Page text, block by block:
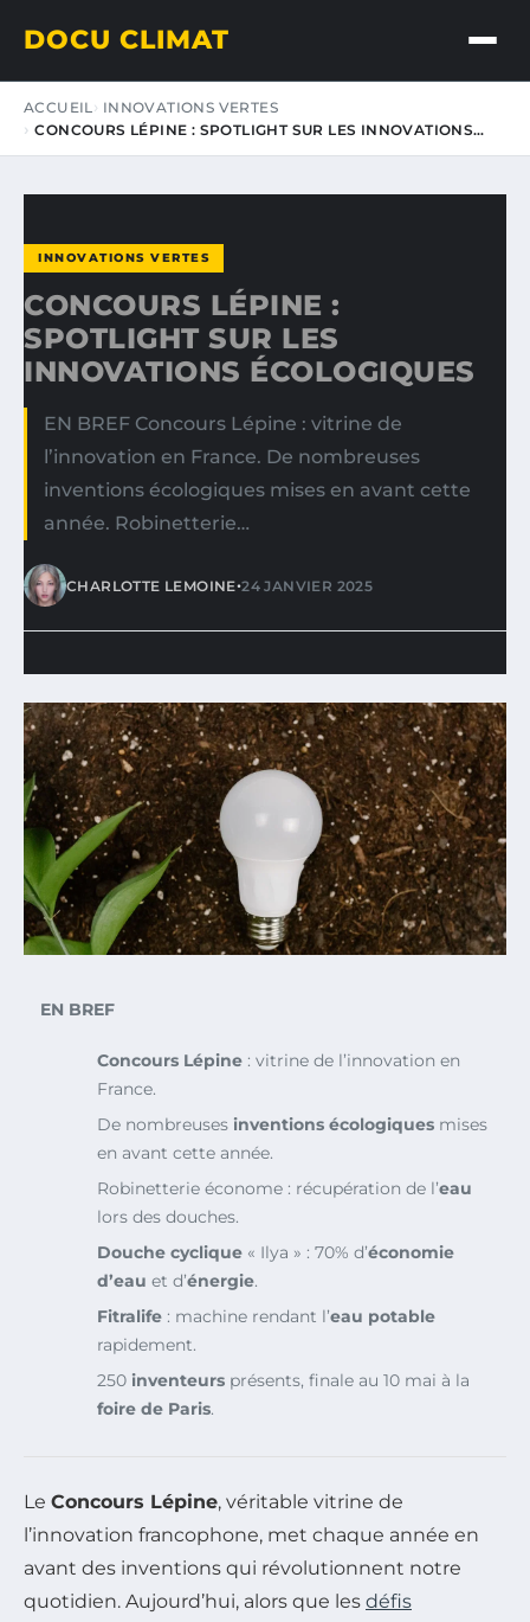
DOCU CLIMAT
ACCUEIL
INNOVATIONS VERTES
CONCOURS LÉPINE : SPOTLIGHT SUR LES INNOVATIONS…
INNOVATIONS VERTES
CONCOURS LÉPINE :
SPOTLIGHT SUR LES
INNOVATIONS ÉCOLOGIQUES
EN BREF Concours Lépine : vitrine de
l’innovation en France. De nombreuses
inventions écologiques mises en avant cette
année. Robinetterie…
CHARLOTTE LEMOINE•24 JANVIER 2025
EN BREF
Concours Lépine : vitrine de l’innovation en
France.
De nombreuses inventions écologiques mises
en avant cette année.
Robinetterie économe : récupération de l’eau
lors des douches.
Douche cyclique « Ilya » : 70% d’économie
d’eau et d’énergie.
Fitralife : machine rendant l’eau potable
rapidement.
250 inventeurs présents, finale au 10 mai à la
foire de Paris.
Le Concours Lépine, véritable vitrine de
l’innovation francophone, met chaque année en
avant des inventions qui révolutionnent notre
quotidien. Aujourd’hui, alors que les défis